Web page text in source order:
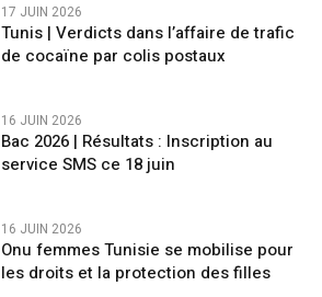
17 JUIN 2026
Tunis | Verdicts dans l’affaire de trafic
de cocaïne par colis postaux
16 JUIN 2026
Bac 2026 | Résultats : Inscription au
service SMS ce 18 juin
16 JUIN 2026
Onu femmes Tunisie se mobilise pour
les droits et la protection des filles